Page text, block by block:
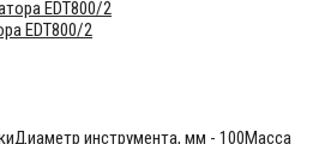
EDT800/2
инструмента, мм - 100Масса